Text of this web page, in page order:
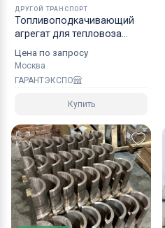
ДРУГОЙ ТРАНСПОРТ
Топливоподкачивающий
агрегат для тепловоза
Цена по запросу
Москва
ГАРАНТЭКСПО
Купить